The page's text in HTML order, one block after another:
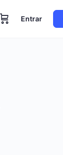
Entrar